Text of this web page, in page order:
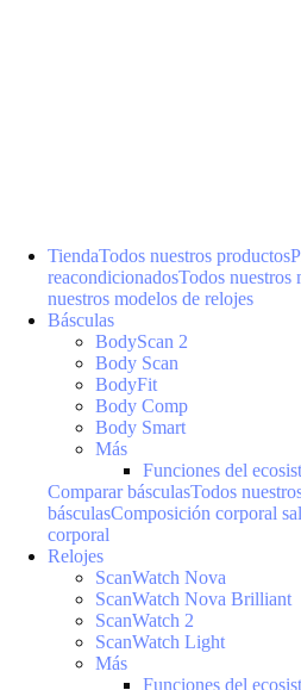
TiendaTodos nuestros productos
reacondicionadosTodos nuestros
nuestros modelos de relojes
Básculas
BodyScan 2
Body Scan
BodyFit
Body Comp
Body Smart
Más
Funciones del
Comparar básculasTodos
básculasComposición corporal
corporal
Relojes
ScanWatch Nova
ScanWatch Nova Brilliant
ScanWatch 2
ScanWatch Light
Más
Funciones del